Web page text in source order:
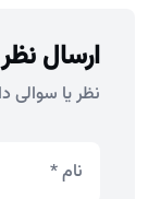
ارسال نظر
نظر یا سوالی